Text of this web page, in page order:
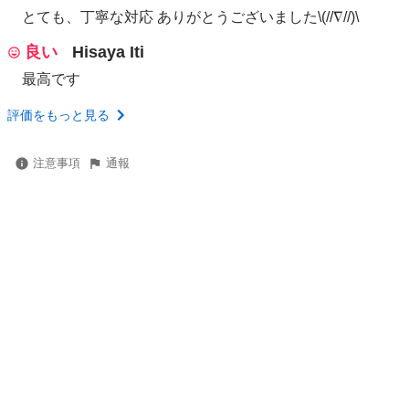
とても、丁寧な対応 ありがとうございました\(//∇//)\
良い Hisaya Iti
最高です
評価をもっと見る
注意事項 通報